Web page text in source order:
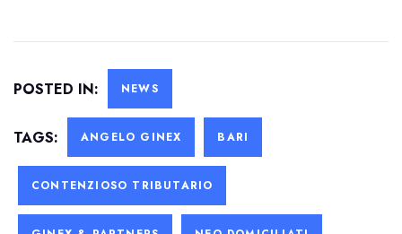
POSTED IN: NEWS
TAGS: ANGELO GINEX BARI
CONTENZIOSO TRIBUTARIO